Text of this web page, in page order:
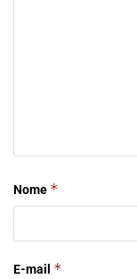
Nome *
E-mail *